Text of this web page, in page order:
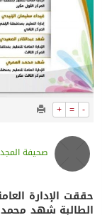
المحكمة
+ = -
صحيفة
حققت الإدارة
الطالبة شهد محمد